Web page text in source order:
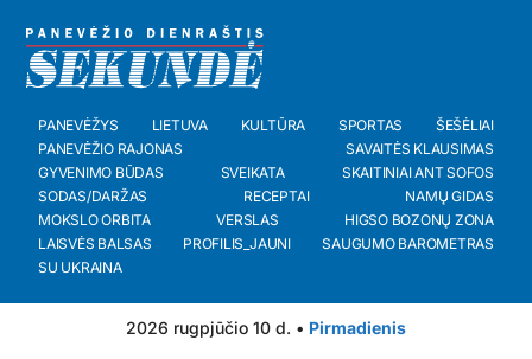
PANEVĖŽYS LIETUVA KULTŪRA SPORTAS
ŠEŠĖLIAI
PANEVĖŽIO RAJONAS
SAVAITĖS KLAUSIMAS
GYVENIMO BŪDAS
SVEIKATA
SKAITINIAI ANT SOFOS
SODAS/DARŽAS
RECEPTAI
NAMŲ GIDAS
MOKSLO ORBITA
VERSLAS
HIGSO BOZONŲ ZONA
LAISVĖS BALSAS
PROFILIS_JAUNI
SAUGUMO BAROMETRAS
SU UKRAINA
2026 rugpjūčio 10 d. • Pirmadienis